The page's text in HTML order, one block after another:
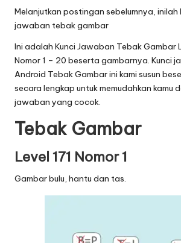
Melanjutkan postingan sebelumnya,
jawaban tebak gambar
Ini adalah Kunci Jawaban Tebak Gambar
Nomor 1 – 20 beserta gambarnya. Kunci
Android Tebak Gambar ini kami susun
secara lengkap untuk memudahkan kamu
jawaban yang cocok.
Tebak Gambar
Level 171 Nomor 1
Gambar bulu, hantu dan tas.